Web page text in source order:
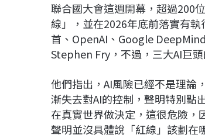
b
o
k
a
d
s
e
d
I
n
L
i
n
k
聯合國大會這週開幕，超過200
線」，並在2026年底前落實有
首、OpenAI、Google
Stephen Fry，不過，三大AI巨
他們指出，AI風險已經不是理論
漸失去對AI的控制，聲明特別點
在真實世界做決定，這很危險，
聲明並沒具體說「紅線」該劃在